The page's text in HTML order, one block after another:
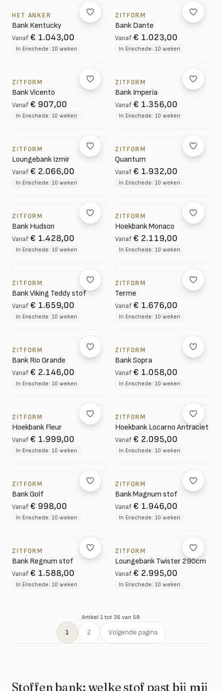
HET ANKER
Bank Kentucky
Vanaf € 1.043,00
In Enschede: 10 weken
ZITFORM
Bank Dante
Vanaf € 1.023,00
In Enschede: 10 weken
ZITFORM
Bank Vicento
Vanaf € 907,00
In Enschede: 10 weken
ZITFORM
Bank Imperia
Vanaf € 1.356,00
In Enschede: 10 weken
ZITFORM
Loungebank Izmir
Vanaf € 2.066,00
In Enschede: 10 weken
ZITFORM
Quantum
Vanaf € 1.932,00
In Enschede: 10 weken
ZITFORM
Bank Hudson
Vanaf € 1.428,00
In Enschede: 10 weken
ZITFORM
Hoekbank Monaco
Vanaf € 2.119,00
In Enschede: 10 weken
ZITFORM
Bank Viking Teddy stof
Vanaf € 1.659,00
In Enschede: 10 weken
ZITFORM
Terme
Vanaf € 1.676,00
In Enschede: 10 weken
ZITFORM
Bank Rio Grande
Vanaf € 2.146,00
In Enschede: 10 weken
ZITFORM
Bank Sopra
Vanaf € 1.058,00
In Enschede: 10 weken
ZITFORM
Hoekbank Fleur
Vanaf € 1.999,00
In Enschede: 10 weken
ZITFORM
Hoekbank Locarno Antraciet
Vanaf € 2.095,00
In Enschede: 10 weken
ZITFORM
Bank Golf
Vanaf € 998,00
In Enschede: 10 weken
ZITFORM
Bank Magnum stof
Vanaf € 1.946,00
In Enschede: 10 weken
ZITFORM
Bank Regnum stof
Vanaf € 1.588,00
In Enschede: 10 weken
ZITFORM
Loungebank Twister 290cm
Vanaf € 2.995,00
In Enschede: 10 weken
Artikel 1 tot 36 van 58
1 2 Volgende pagina
Stoffen bank: welke stof past bij mij